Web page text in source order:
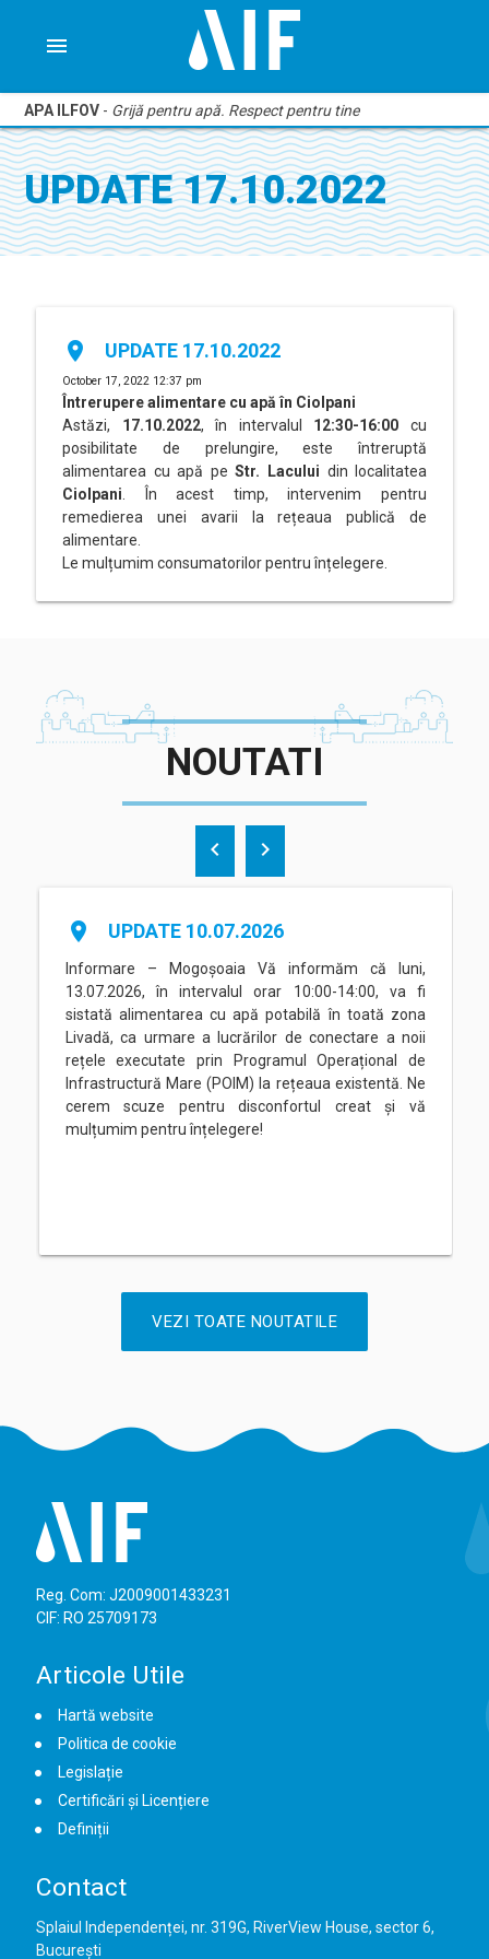
menu
APA ILFOV - Grijă pentru apă. Respect pentru tine
UPDATE 17.10.2022
place UPDATE 17.10.2022
October 17, 2022 12:37 pm
Întrerupere alimentare cu apăîn Ciolpani
Astăzi, 17.10.2022, în intervalul 12:30-16:00cu
posibilitate de prelungire, este întreruptă
alimentarea cu apă peStr. Lacului din localitatea
Ciolpani . În acest timp, intervenim pentru
remedierea unei avarii la rețeaua publică de
alimentare.
Le mulțumim consumatorilor pentru înțelegere.
NOUTATI
place UPDATE 10.07.2026
Informare – Mogoșoaia Vă informăm că luni,
13.07.2026, în intervalul orar 10:00-14:00, va fi
sistată alimentarea cu apă potabilă în toată zona
Livadă, ca urmare a lucrărilor de conectare a noii
rețele executate prin Programul Operațional de
Infrastructură Mare (POIM) la rețeaua existentă. Ne
cerem scuze pentru disconfortul creat și vă
mulțumim pentru înțelegere!
chevron_left chevron_right
VEZI TOATE NOUTATILE
Reg. Com: J2009001433231
CIF: RO 25709173
Articole Utile
Hartă website
Politica de cookie
Legislație
Certificări și Licențiere
Definiții
Contact
Splaiul Independenței, nr. 319G, RiverView House, sector 6,
București